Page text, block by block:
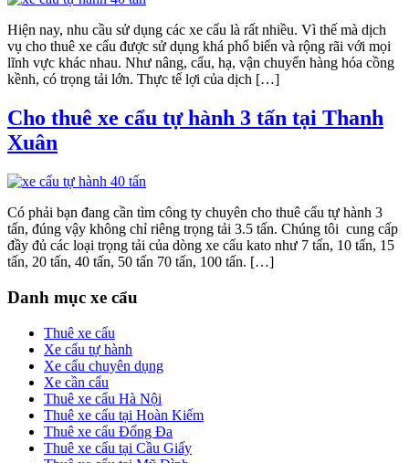
Hiện nay, nhu cầu sử dụng các xe cẩu là rất nhiều. Vì thế mà dịch
vụ cho thuê xe cẩu được sử dụng khá phổ biến và rộng rãi với mọi
lĩnh vực khác nhau. Như nâng, cẩu, hạ, vận chuyển hàng hóa cồng
kềnh, có trọng tải lớn. Thực tế lợi của dịch […]
Cho thuê xe cẩu tự hành 3 tấn tại Thanh
Xuân
Có phải bạn đang cần tìm công ty chuyên cho thuê cẩu tự hành 3
tấn, đúng vậy không chỉ riêng trọng tải 3.5 tấn. Chúng tôi cung cấp
đầy đủ các loại trọng tải của dòng xe cẩu kato như 7 tấn, 10 tấn, 15
tấn, 20 tấn, 40 tấn, 50 tấn 70 tấn, 100 tấn. […]
Primary
Sidebar
Danh mục xe cẩu
Thuê xe cẩu
Xe cẩu tự hành
Xe cẩu chuyên dụng
Xe cần cẩu
Thuê xe cẩu Hà Nội
Thuê xe cẩu tại Hoàn Kiếm
Thuê xe cẩu Đống Đa
Thuê xe cẩu tại Cầu Giấy